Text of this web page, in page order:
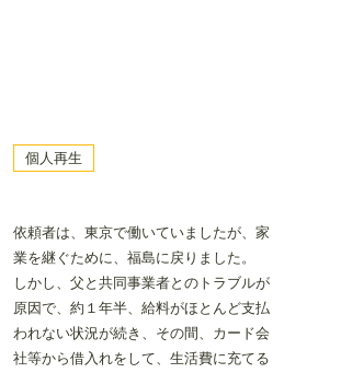
個人再生
依頼者は、東京で働いていましたが、家
業を継ぐために、福島に戻りました。
しかし、父と共同事業者とのトラブルが
原因で、約１年半、給料がほとんど支払
われない状況が続き、その間、カード会
社等から借入れをして、生活費に充てる